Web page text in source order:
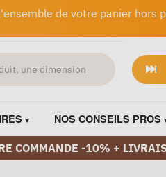
de votre panier hors
NOS CONSEILS PROS
COMMANDE -10% +